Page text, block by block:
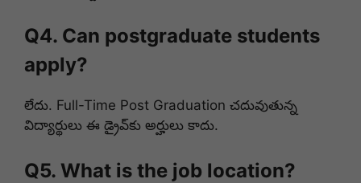
Q4. Can postgraduate students
apply?
లేదు. Full-Time Post Graduation చదువుతున్న
విద్యార్థులు ఈ డ్రైవ్‌కు అర్హులు కాదు.
Q5. What is the job location?